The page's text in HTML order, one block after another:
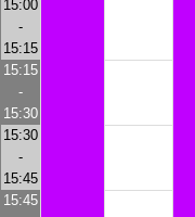
15:00
-
15:15
15:15
-
15:30
15:30
-
15:45
15:45